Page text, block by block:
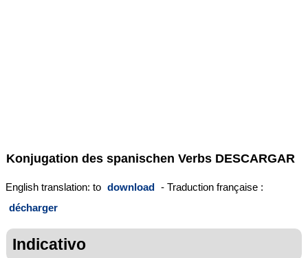
Konjugation des spanischen Verbs DESCARGAR
English translation: to download - Traduction française :
décharger
Indicativo